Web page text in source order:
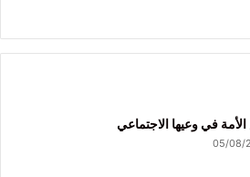
في وعيها الاجتماعي
05/08/